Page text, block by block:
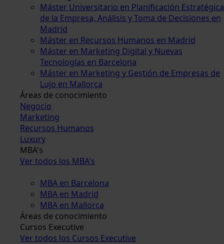
Máster Universitario en Planificación Estratégica
de la Empresa, Análisis y Toma de Decisiones en
Madrid
Máster en Recursos Humanos en Madrid
Máster en Marketing Digital y Nuevas
Tecnologías en Barcelona
Máster en Marketing y Gestión de Empresas de
Lujo en Mallorca
Áreas de conocimiento
Negocio
Marketing
Recursos Humanos
Luxury
MBA's
Ver todos los MBA's
MBA en Barcelona
MBA en Madrid
MBA en Mallorca
Áreas de conocimiento
Cursos Executive
Ver todos los Cursos Executive